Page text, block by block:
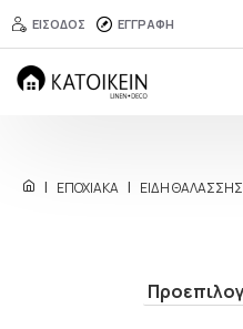
ΕΙΣΟΔΟΣ ΕΓΓΡΑΦΗ
ΕΠΟΧΙΑΚΑ ΕΙΔΗ ΘΑΛΑΣΣΗΣ